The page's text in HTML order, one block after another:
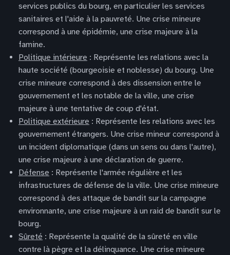
services publics du bourg, en particulier les services
sanitaires et l'aide à la pauvreté. Une crise mineure
correspond à une épidémie, une crise majeure à la
famine.
Politique intérieure : Représente les relations avec la
haute société (bourgeoisie et noblesse) du bourg. Une
crise mineure correspond à des dissension entre le
gouvernement et les notable de la ville, une crise
majeure à une tentative de coup d'état.
Politique extérieure : Représente les relations avec les
gouvernement étrangers. Une crise mineur correspond à
un incident diplomatique (dans un sens ou dans l'autre),
une crise majeure à une déclaration de guerre.
Défense : Représente l'armée régulière et les
infrastructures de défense de la ville. Une crise mineure
correspond à des attaque de bandit sur la campagne
environnante, une crise majeure à un raid de bandit sur le
bourg.
Sûreté : Représente la qualité de la sûreté en ville
contre là pègre et la délinquance. Une crise mineure